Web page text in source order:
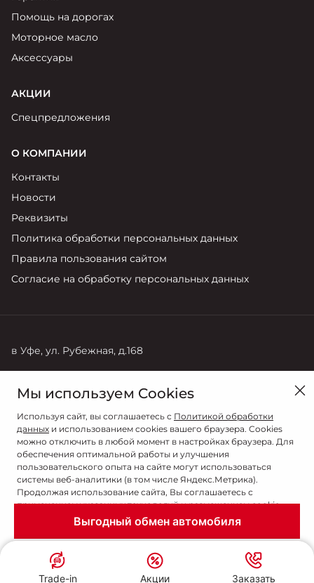
Помощь на дорогах
Моторное масло
Аксессуары
АКЦИИ
Спецпредложения
О КОМПАНИИ
Контакты
Новости
Реквизиты
Политика обработки персональных данных
Правила пользования сайтом
Согласие на обработку персональных данных
в Уфе, ул. Рубежная, д.168
+7 (347) 291-22-19
© БАШАВТОКОМ
Сделано в ПЕРКС
Мы используем Cookies
Используя сайт, вы соглашаетесь с Политикой обработки
данных и использованием cookies вашего браузера. Cookies
можно отключить в любой момент в настройках браузера. Для
обеспечения оптимальной работы и улучшения
пользовательского опыта на сайте могут использоваться
системы веб-аналитики (в том числе Яндекс.Метрика).
Продолжая использование сайта, Вы соглашаетесь с
применением указанных технологий и размещением cookie-
Даю согласие
Trade-in Акции Заказать
Выгодный обмен автомобиля